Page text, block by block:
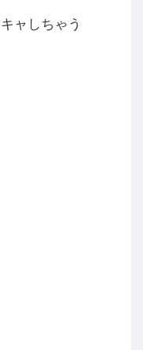
ャしちゃう